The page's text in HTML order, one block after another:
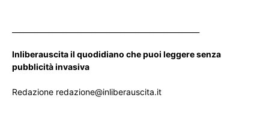
Inliberauscita il quodidiano che puoi leggere senza
pubblicità invasiva
Redazione redazione@inliberauscita.it